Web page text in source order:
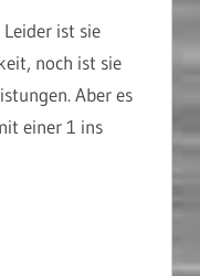
ist sie
noch ist sie
Aber es
einer 1 ins